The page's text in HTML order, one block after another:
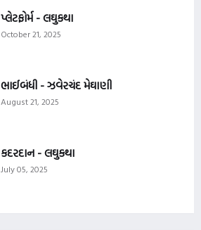
પ્લેટફોર્મ - લઘુકથા
October 21, 2025
ભાઈબંધી - ઝવેરચંદ મેઘાણી
August 21, 2025
કદરદાન - લઘુકથા
July 05, 2025